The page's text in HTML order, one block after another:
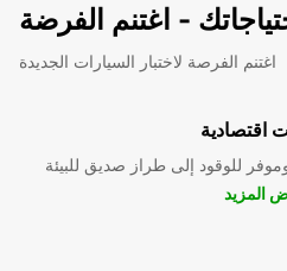
- اغتنم الفرضة
اغتنم الفرصة لاختبار السيارات الجديدة
اقتصادية
للوقود إلى طراز صديق للبيئة
المزيد